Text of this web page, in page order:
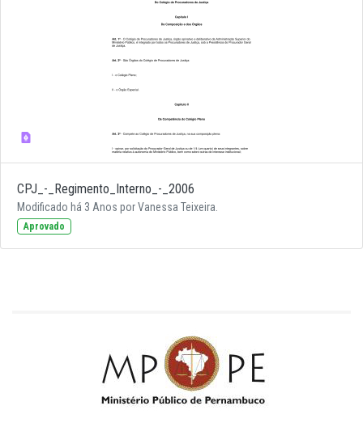
CPJ_-_Regimento_Interno_-_2006
Modificado há 3 Anos por Vanessa Teixeira.
Aprovado